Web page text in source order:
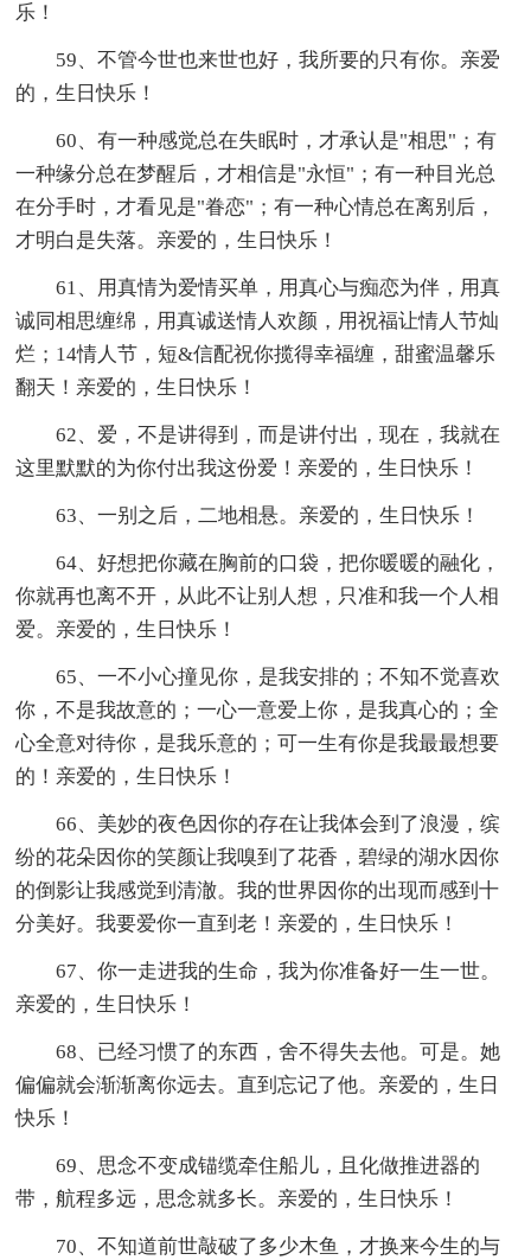
乐！
59、不管今世也来世也好，我所要的只有你。亲爱
的，生日快乐！
60、有一种感觉总在失眠时，才承认是"相思"；有
一种缘分总在梦醒后，才相信是"永恒"；有一种目光总
在分手时，才看见是"眷恋"；有一种心情总在离别后，
才明白是失落。亲爱的，生日快乐！
61、用真情为爱情买单，用真心与痴恋为伴，用真
诚同相思缠绵，用真诚送情人欢颜，用祝福让情人节灿
烂；14情人节，短&信配祝你揽得幸福缠，甜蜜温馨乐
翻天！亲爱的，生日快乐！
62、爱，不是讲得到，而是讲付出，现在，我就在
这里默默的为你付出我这份爱！亲爱的，生日快乐！
63、一别之后，二地相悬。亲爱的，生日快乐！
64、好想把你藏在胸前的口袋，把你暖暖的融化，
你就再也离不开，从此不让别人想，只准和我一个人相
爱。亲爱的，生日快乐！
65、一不小心撞见你，是我安排的；不知不觉喜欢
你，不是我故意的；一心一意爱上你，是我真心的；全
心全意对待你，是我乐意的；可一生有你是我最最想要
的！亲爱的，生日快乐！
66、美妙的夜色因你的存在让我体会到了浪漫，缤
纷的花朵因你的笑颜让我嗅到了花香，碧绿的湖水因你
的倒影让我感觉到清澈。我的世界因你的出现而感到十
分美好。我要爱你一直到老！亲爱的，生日快乐！
67、你一走进我的生命，我为你准备好一生一世。
亲爱的，生日快乐！
68、已经习惯了的东西，舍不得失去他。可是。她
偏偏就会渐渐离你远去。直到忘记了他。亲爱的，生日
快乐！
69、思念不变成锚缆牵住船儿，且化做推进器的
带，航程多远，思念就多长。亲爱的，生日快乐！
70、不知道前世敲破了多少木鱼，才换来今生的与